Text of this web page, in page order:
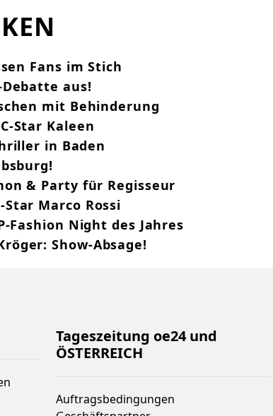
Fans im Stich
Debatte aus!
mit Behinderung
Star Kaleen
in Baden
& Party für Regisseur
Marco Rossi
Fashion Night des Jahres
Show-Absage!
Tageszeitung oe24 und
ÖSTERREICH
Auftragsbedingungen